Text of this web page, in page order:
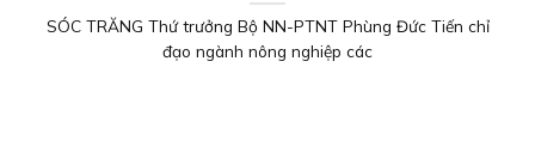
SÓC TRĂNG Thứ trưởng Bộ NN-PTNT Phùng Đức Tiến chỉ
đạo ngành nông nghiệp các